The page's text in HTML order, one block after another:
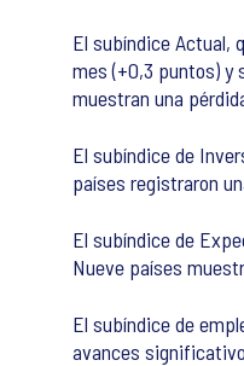
El subíndice Actual,
mes (+0,3 puntos) y
muestran una
El subíndice de
países registraron
El subíndice de
Nueve países
El subíndice de
avances